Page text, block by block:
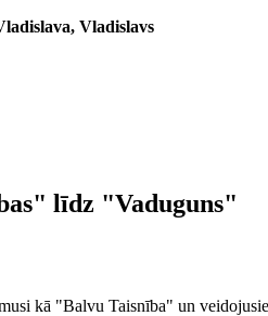
Vladislavs
līdz "Vaduguns"
kā "Balvu Taisnība" un